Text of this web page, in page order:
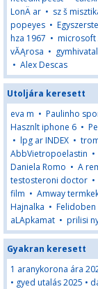
LonÄ ar • sz š
popeyes •
hza 1967 • microsoft
vĂĄrosa •
• Alex Descas
Utoljára keresett
eva m • Paulinho
Hasznlt iphone 6 •
• lpg ar INDEX •
AbbVietropoelastin •
Daniela Romo • A
testosteroni doctor •
film • Amway
Hajnalka • Felidoben
aLApkamat • prilisi
Gyakran keresett
1 aranykorona ára
• gyed utalás 2025 •